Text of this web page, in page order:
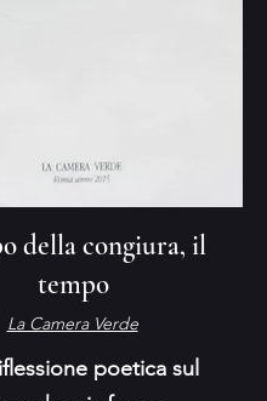
della congiura, il
tempo
La Camera Verde
poetica sul